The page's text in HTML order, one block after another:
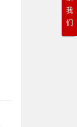
我
们